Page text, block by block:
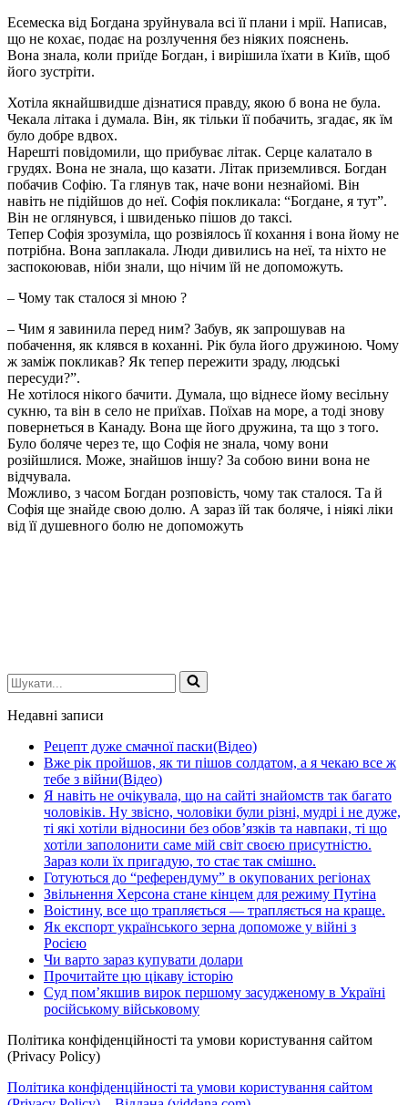
Есемеска від Богдана зруйнувала всі її плани і мрії. Написав,
що не кохає, подає на розлучення без ніяких пояснень.
Вона знала, коли приїде Богдан, і вирішила їхати в Київ, щоб
його зустріти.
Хотіла якнайшвидше дізнатися правду, якою б вона не була.
Чекала літака і думала. Він, як тільки її побачить, згадає, як їм
було добре вдвох.
Нарешті повідомили, що прибуває літак. Серце калатало в
грудях. Вона не знала, що казати. Літак приземлився. Богдан
побачив Софію. Та глянув так, наче вони незнайомі. Він
навіть не підійшов до неї. Софія покликала: “Богдане, я тут”.
Він не оглянувся, і швиденько пішов до таксі.
Тепер Софія зрозуміла, що розвіялось її кохання і вона йому не
потрібна. Вона заплакала. Люди дивились на неї, та ніхто не
заспокоював, ніби знали, що нічим їй не допоможуть.
– Чому так сталося зі мною ?
– Чим я завинила перед ним? Забув, як запрошував на
побачення, як клявся в коханні. Рік була його дружиною. Чому
ж заміж покликав? Як тепер пережити зраду, людські
пересуди?”.
Не хотілося нікого бачити. Думала, що віднесе йому весільну
сукню, та він в село не приїхав. Поїхав на море, а тоді знову
повернеться в Канаду. Вона ще його дружина, та що з того.
Було боляче через те, що Софія не знала, чому вони
розійшлися. Може, знайшов іншу? За собою вини вона не
відчувала.
Можливо, з часом Богдан розповість, чому так сталося. Та й
Софія ще знайде свою долю. А зараз їй так боляче, і ніякі ліки
від її душевного болю не допоможуть
Шукати...
Недавні записи
Рецепт дуже смачної паски(Відео)
Вже рік пройшов, як ти пішов солдатом, а я чекаю все ж
тебе з війни(Відео)
Я навіть не очікувала, що на сайті знайомств так багато
чоловіків. Ну звісно, чоловіки були різні, мудрі і не дуже,
ті які хотіли відносини без обов’язків та навпаки, ті що
хотіли заполонити саме мій світ своєю присутністю.
Зараз коли їх пригадую, то стає так смішно.
Готуються до “референдуму” в окупованих регіонах
Звільнення Херсона стане кінцем для режиму Путіна
Воістину, все що трапляється — трапляється на краще.
Як експорт українського зерна допоможе у війні з
Росією
Чи варто зараз купувати долари
Прочитайте цю цікаву історію
Суд пом’якшив вирок першому засудженому в Україні
російському військовому
Політика конфіденційності та умови користування сайтом
(Privacy Policy)
Політика конфіденційності та умови користування сайтом